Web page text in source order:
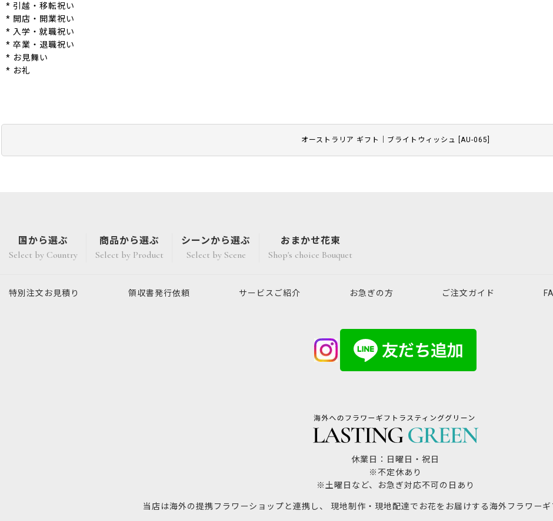
オーストラリア ギフト｜ブライトウィッシュ AU-065
* 引越・移転祝い
* 開店・開業祝い
* 入学・就職祝い
* 卒業・退職祝い
* お見舞い
* お礼
国から選ぶ
Select by Country
商品から選ぶ
Select by Product
シーンから選ぶ
Select by Scene
おまかせ花束
Shop's choice Bouquet
特別注文 お見積り 領収書発行依頼 サービスご紹介 お急ぎの方 ご注文ガイド
休業日：日曜日・祝日
※不定休あり
※土曜日など、お急ぎ対応不可の日あり
当店は海外の提携フラワーショップと連携し、 現地制作・現地配達でお花をお届けする海外フラワーギ